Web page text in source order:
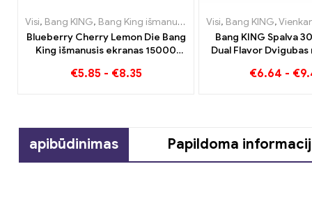
Visi, Bang KING, Bang King išmanusis ekranas 15000 Puff ,
Blueberry Cherry Lemon Die Bang
King išmanusis ekranas 15000
elektroninės cigaretės apžvalga
€5.85 - €8.35
Visi, Bang KING,Vienkartinės
Bang KING Spalva
Dual Flavor Dvigubas
obuolių
€6.64 - €
apibūdinimas Papildoma